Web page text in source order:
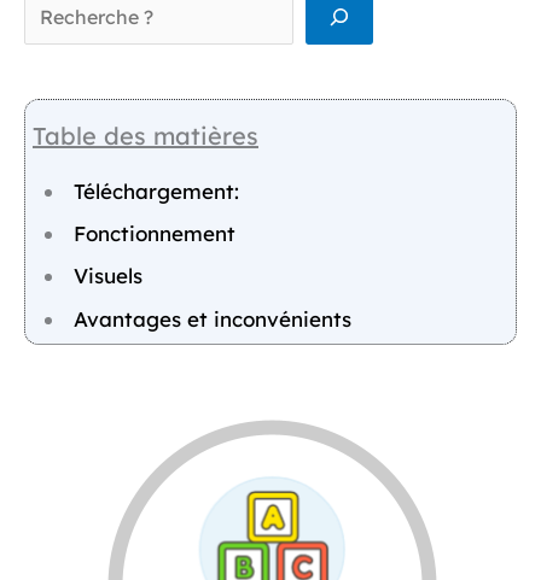
Table des matières
Téléchargement:
Fonctionnement
Visuels
Avantages et inconvénients